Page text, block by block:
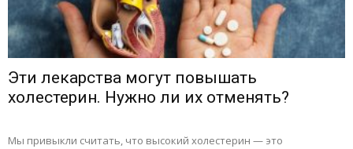
Эти лекарства могут повышать
холестерин. Нужно ли их отменять?
Мы привыкли считать, что высокий холестерин — это